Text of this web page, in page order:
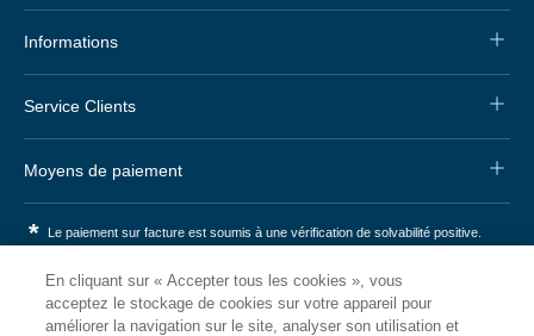
Informations
Service Clients
Moyens de paiement
* Le paiement sur facture est soumis à une vérification de solvabilité positive.
Nos autres boutiques
En cliquant sur « Accepter tous les cookies », vous
acceptez le stockage de cookies sur votre appareil pour
améliorer la navigation sur le site, analyser son utilisation et